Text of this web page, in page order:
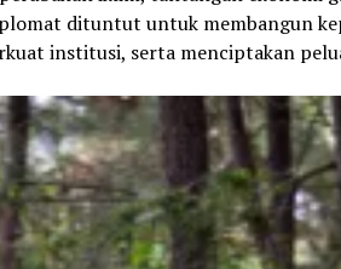
dituntut untuk membangun
institusi, serta menciptakan